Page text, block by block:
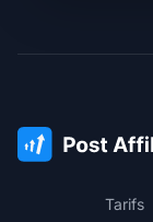
Tarifs